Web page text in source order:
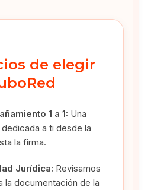
de elegir
1 a 1: Una
a ti desde la
la firma.
Jurídica: Revisamos
la documentación de la